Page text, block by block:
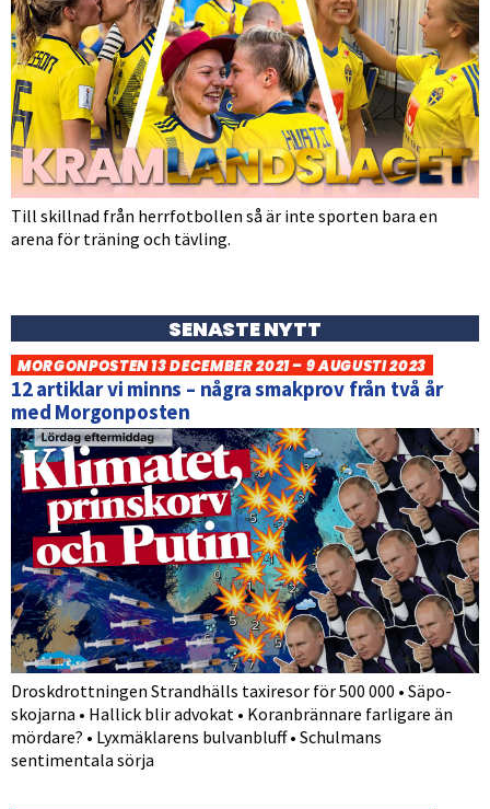
Till skillnad från herrfotbollen så är inte sporten bara en
arena för träning och tävling.
SENASTE NYTT
MORGONPOSTEN 13 DECEMBER 2021 – 9 AUGUSTI 2023
12 artiklar vi minns – några smakprov från två år
med Morgonposten
Droskdrottningen Strandhälls taxiresor för 500 000 • Säpo-
skojarna • Hallick blir advokat • Koranbrännare farligare än
mördare? • Lyxmäklarens bulvanbluff • Schulmans
sentimentala sörja